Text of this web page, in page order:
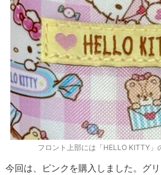
フロント上部には「HELLO KITTY」
今回は、ピンクを購入しました。グ